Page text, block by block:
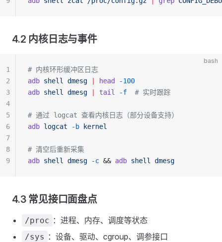
4.2 内核日志与事件
bash
# 内核环形缓冲区日志
adb shell dmesg head
-100
adb shell dmesg tail -f
  # 实时跟踪
# 通过 logcat 查看内核日志（部分设备支持）
adb logcat -b kernel
# 清空后重新采集
adb shell dmesg -c && adb shell dmesg
1
2
3
4
5
6
7
8
9
4.3 常见接口面盘点
/proc ：进程、内存、调度等状态
/sys ：设备、驱动、cgroup、调参接口